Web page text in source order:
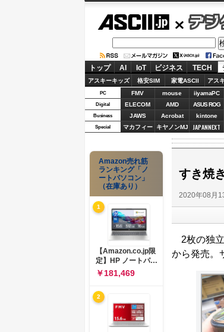
デジタ
トップ AI IoT ビジネス TECH
アスキーキッズ 格安SIM 家電ASCII アス
PC FMV mouse iiyamaPC
Digital ELECOM AMD ASUS ROG
Business JAWS Acrobat kintone
Special マカフィー キヤノンMJ JAPANNEXT
すき焼
2020年08月
2枚の独立
から発売。
Amazon売れ筋
ランキング「ノ
ートパソコン」
（在庫あり）
1
【Amazon.co.jp限
定】HP ノートパソ
コン 15-fd 15.6イン
チ インテル Core 5
120U メモリ16GB
SSD512GB
Windows 11
Microsoft Office
2024搭載 WPS
￥181,469
2